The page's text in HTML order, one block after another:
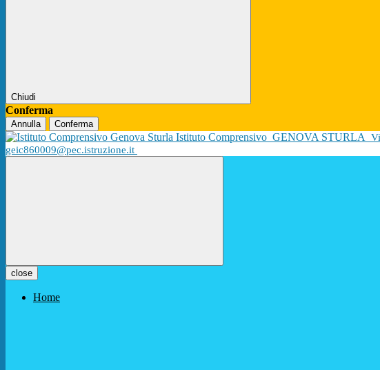
Chiudi
Conferma
Annulla Conferma
Istituto Comprensivo GENOVA STURLA
geic860009@pec.istruzione.it
close
Home